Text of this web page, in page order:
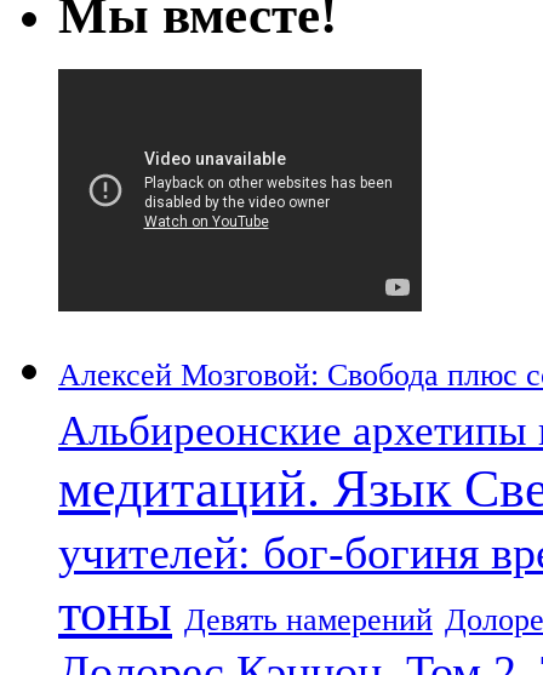
Мы вместе!
Алексей Мозговой: Свобода плюс
Альбиреонские
медитаций. Язык
учителей: бог-богиня
тоны Девять намерений